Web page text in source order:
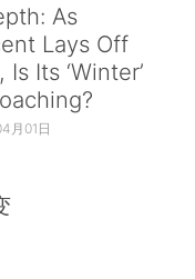
As
Lays Off
Is Its ‘Winter’
月01日